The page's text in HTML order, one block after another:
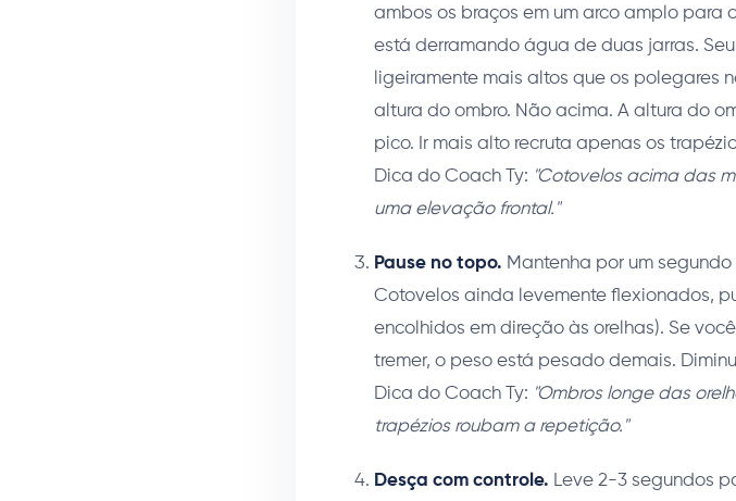
ambos os braços em um arco amplo
está derramando água de duas jarras.
ligeiramente mais altos que os polegares
altura do ombro. Não acima. A altura do
pico. Ir mais alto recruta apenas os
Dica do Coach Ty: "Cotovelos acima das
uma elevação frontal."
Pause no topo. Mantenha por um
Cotovelos ainda levemente flexionados,
encolhidos em direção às orelhas). Se
tremer, o peso está pesado demais.
Dica do Coach Ty: "Ombros longe das
trapézios roubam a repetição."
Desça com controle. Leve 2-3 segundos